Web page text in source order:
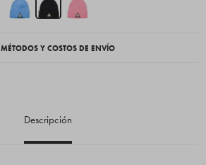
MÉTODOS Y COSTOS DE ENVÍO
Descripción